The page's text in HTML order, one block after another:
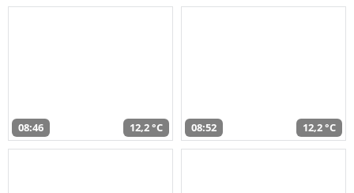
08:46 12,2 °C 08:52 12,2 °C